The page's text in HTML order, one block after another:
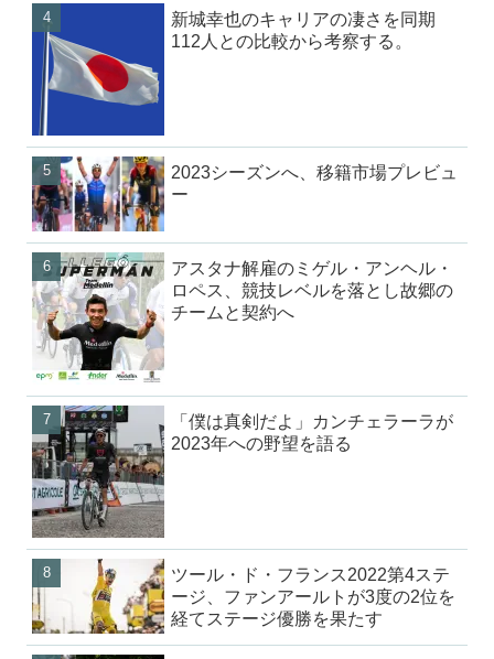
新城幸也のキャリアの凄さを同期
112人との比較から考察する。
2023シーズンへ、移籍市場プレビュ
ー
アスタナ解雇のミゲル・アンヘル・
ロペス、競技レベルを落とし故郷の
チームと契約へ
「僕は真剣だよ」カンチェラーラが
2023年への野望を語る
ツール・ド・フランス2022第4ステ
ージ、ファンアールトが3度の2位を
経てステージ優勝を果たす